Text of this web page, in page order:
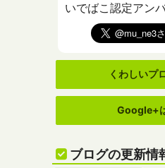
いでばこ認定アン
くわしいプ
Google+
ブログの更新情